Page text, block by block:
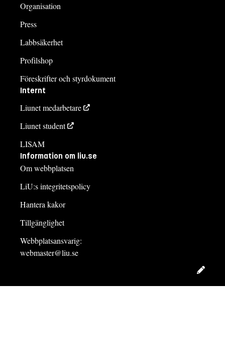
Organisation
Press
Labbsäkerhet
Profilshop
Föreskrifter och styrdokument
Internt
Liunet medarbetare
Liunet student
LISAM
Information om liu.se
Om webbplatsen
LiU:s integritetspolicy
Hantera kakor
Tillgänglighet
Webbplatsansvarig:
webmaster@liu.se